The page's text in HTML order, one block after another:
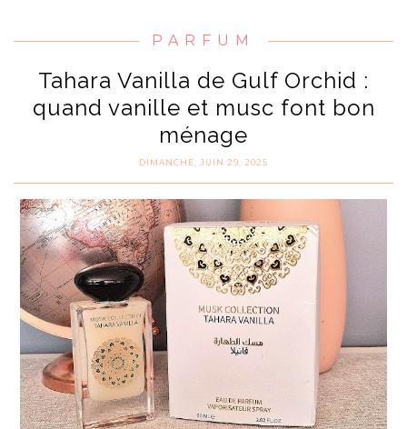
PARFUM
Tahara Vanilla de Gulf Orchid :
quand vanille et musc font bon
ménage
DIMANCHE, JUIN 29, 2025